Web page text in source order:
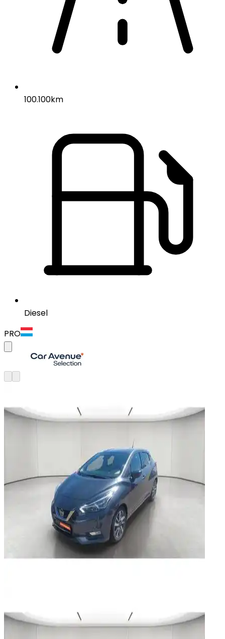
100.100km
Diesel
PRO